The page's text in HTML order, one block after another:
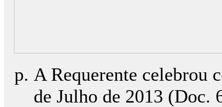
A Requerente celebrou
de Julho de 2013 (Doc.